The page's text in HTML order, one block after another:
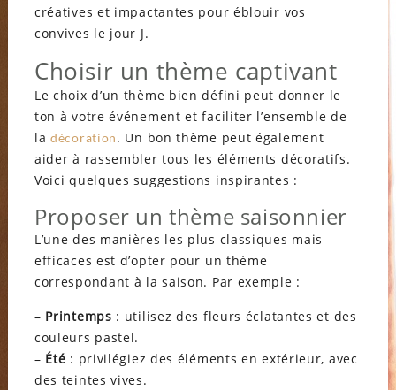
créatives et impactantes pour éblouir vos
convives le jour J.
Choisir un thème captivant
Le choix d’un thème bien défini peut donner le
ton à votre événement et faciliter l’ensemble de
ladécoration. Un bon thème peut également
aider à rassembler tous les éléments décoratifs.
Voici quelques suggestions inspirantes :
Proposer un thème saisonnier
L’une des manières les plus classiques mais
efficaces est d’opter pour un thème
correspondant à la saison. Par exemple :
– Printemps : utilisez des fleurs éclatantes et des
couleurs pastel.
– Été : privilégiez des éléments en extérieur, avec
des teintes vives.